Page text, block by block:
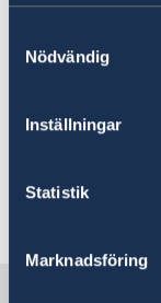
Nödvändig
Inställningar
Statistik
Marknadsföring
Kontakta
Telefon: +46
Kontakta